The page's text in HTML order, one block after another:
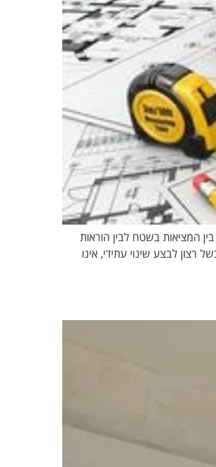
המציאות בשטח לבין הוראות
לבצע שינוי עתידי, אינו